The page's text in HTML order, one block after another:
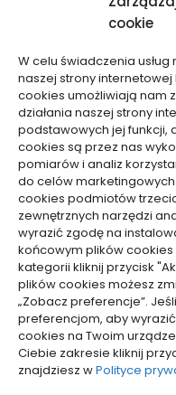
cookie
W celu świadczenia
naszej strony internetowej
cookies umożliwiają nam
działania naszej strony
podstawowych jej funkcji,
cookies są przez nas
pomiarów i analiz
do celów
cookies podmiotów
zewnętrznych narzędzi
wyrazić zgodę na
końcowym plików cookies
kategorii kliknij przycisk
plików cookies możesz
„Zobacz preferencje”.
preferencjom, aby
cookies na Twoim
Ciebie zakresie kliknij
znajdziesz wPolityce
Motoryzacja,
Sport, Turystyka
Technologie
Usługi
Zdrowie, Medycyna
Dolącz do nas
Lubisz pisać teksty i
wiedzą z innymi?
swoją wiedzą z innymi.
Polityka plików cookies
Polityka prywatności